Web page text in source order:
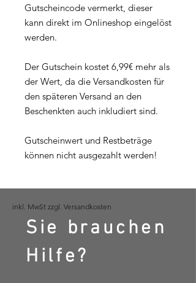
Gutscheincode vermerkt, dieser
kann direkt im Onlineshop eingelöst
werden.
Der Gutschein kostet 6,99€ mehr als
der Wert, da die Versandkosten für
den späteren Versand an den
Beschenkten auch inkludiert sind.
Gutscheinwert und Restbeträge
können nicht ausgezahlt werden!
inkl. MwSt zzgl. Versandkosten
Sie brauchen
Hilfe?